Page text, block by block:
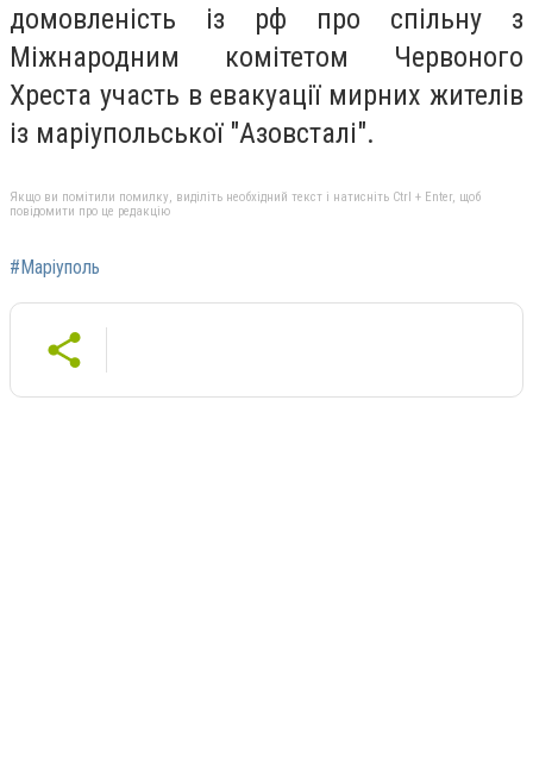
домовленість із рф про спільну з
Міжнародним комітетом Червоного
Хреста участь в евакуації мирних жителів
із маріупольської "Азовсталі".
Якщо ви помітили помилку, виділіть необхідний текст і натисніть Ctrl + Enter, щоб
повідомити про це редакцію
#Маріуполь